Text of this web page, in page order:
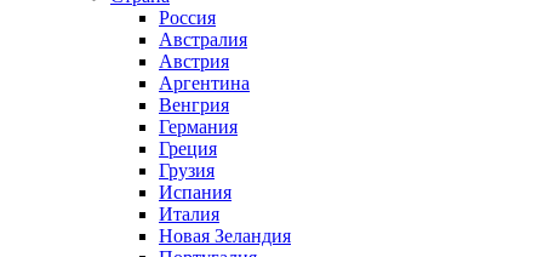
Россия
Австралия
Австрия
Аргентина
Венгрия
Германия
Греция
Грузия
Испания
Италия
Новая Зеландия